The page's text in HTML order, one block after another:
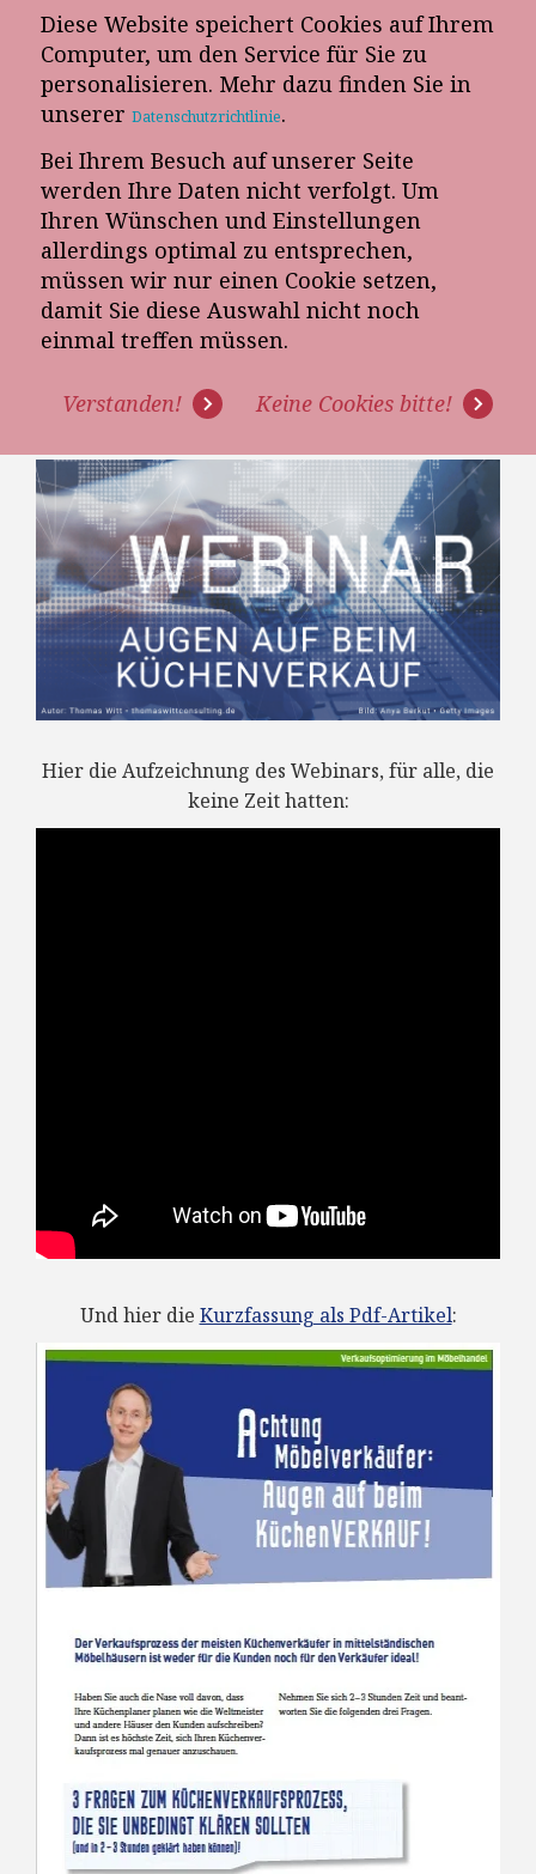
Diese Website speichert Cookies auf Ihrem
Computer, um den Service für Sie zu
personalisieren. Mehr dazu finden Sie in
unserer Datenschutzrichtlinie.
Bei Ihrem Besuch auf unserer Seite
werden Ihre Daten nicht verfolgt. Um
Ihren Wünschen und Einstellungen
allerdings optimal zu entsprechen,
müssen wir nur einen Cookie setzen,
damit Sie diese Auswahl nicht noch
einmal treffen müssen.
Verstanden! Keine Cookies bitte!
E-Mail-Newsletter
Telefon-Termin
[VIDEO] WEBINAR: "AUGEN AUF
BEIM KÜCHENVERKAUF!"
AUFZEICHNUNG
Hier die Aufzeichnung des Webinars, für alle, die
keine Zeit hatten:
Und hier die Kurzfassung als Pdf-Artikel: